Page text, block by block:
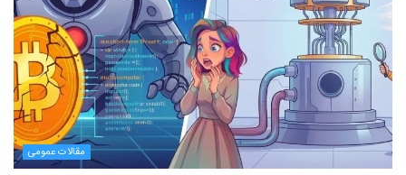
مقالات عمومی